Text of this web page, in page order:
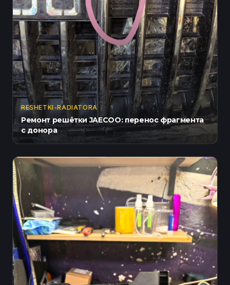
RESHETKI-RADIATORA
Ремонт решётки JAECOO: перенос фрагмента
с донора